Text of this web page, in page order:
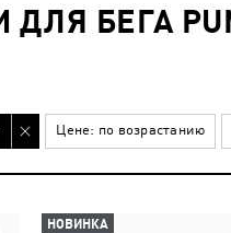
БЕГА
Цене: по возрастанию
НОВИНКА